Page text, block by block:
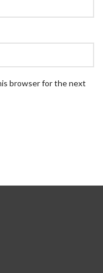
browser for the next